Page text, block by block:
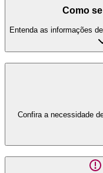
Como
Entenda as informações
Confira a necessidade